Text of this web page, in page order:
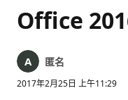
Office
匿名
2017年2月25日 上午11:29